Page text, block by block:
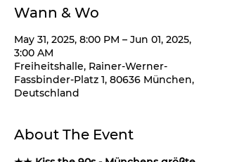
Wann & Wo
May 31, 2025, 8:00 PM – Jun 01, 2025,
3:00 AM
Freiheitshalle, Rainer-Werner-
Fassbinder-Platz 1, 80636 München,
Deutschland
About The Event